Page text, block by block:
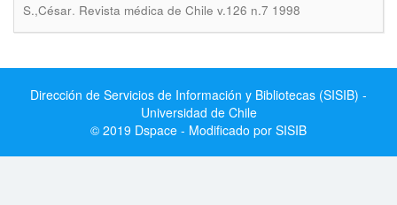
S.,César. Revista médica de Chile v.126 n.7 1998
Dirección de Servicios de Información y Bibliotecas (SISIB) -
Universidad de Chile
© 2019 Dspace - Modificado por SISIB